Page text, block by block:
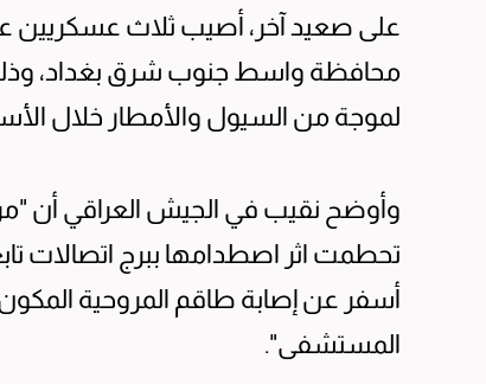
على صعيد آخر، أصيب ثلاث عسكريين
محافظة واسط جنوب شرق بغداد،
لموجة من السيول والأمطار خلال
تحطمت اثر اصطدامها ببرج اتصالات
أسفر عن إصابة طاقم المروحية
المستشفى".